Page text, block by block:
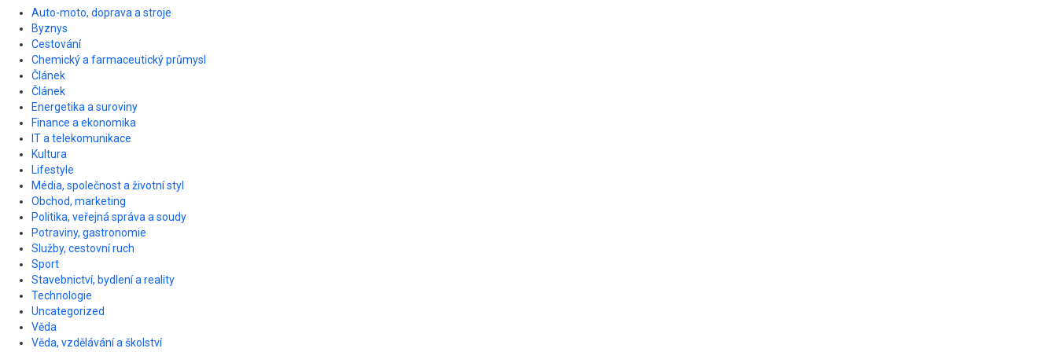
Auto-moto, doprava a stroje
Byznys
Cestování
Chemický a farmaceutický průmysl
Článek
Článek
Energetika a suroviny
Finance a ekonomika
IT a telekomunikace
Kultura
Lifestyle
Média, společnost a životní styl
Obchod, marketing
Politika, veřejná správa a soudy
Potraviny, gastronomie
Služby, cestovní ruch
Sport
Stavebnictví, bydlení a reality
Technologie
Uncategorized
Věda
Věda, vzdělávání a školství